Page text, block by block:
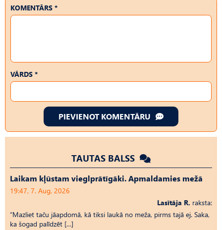
KOMENTĀRS *
VĀRDS *
PIEVIENOT KOMENTĀRU
TAUTAS BALSS
Laikam kļūstam vieglprātīgāki. Apmaldamies mežā
19:47, 7. Aug, 2026
Lasītāja R. raksta:
“Mazliet taču jāapdomā, kā tiksi laukā no meža, pirms tajā ej. Saka,
ka šogad palīdzēt […]